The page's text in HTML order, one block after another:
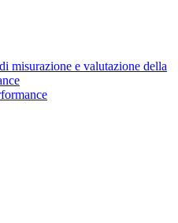
misurazione e valutazione della